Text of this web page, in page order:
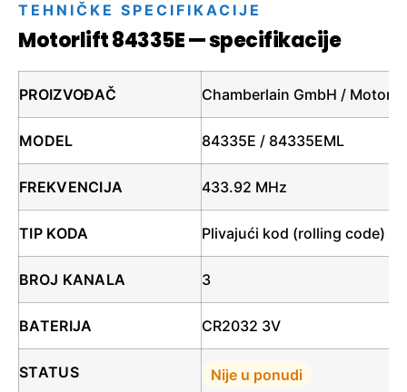
TEHNIČKE SPECIFIKACIJE
Motorlift 84335E — specifikacije
PROIZVOĐAČ Chamberlain GmbH /
MODEL 84335E / 84335EML
FREKVENCIJA 433.92 MHz
TIP KODA Plivajući kod (rolling code)
BROJ KANALA 3
BATERIJA CR2032 3V
STATUS Nije u ponudi